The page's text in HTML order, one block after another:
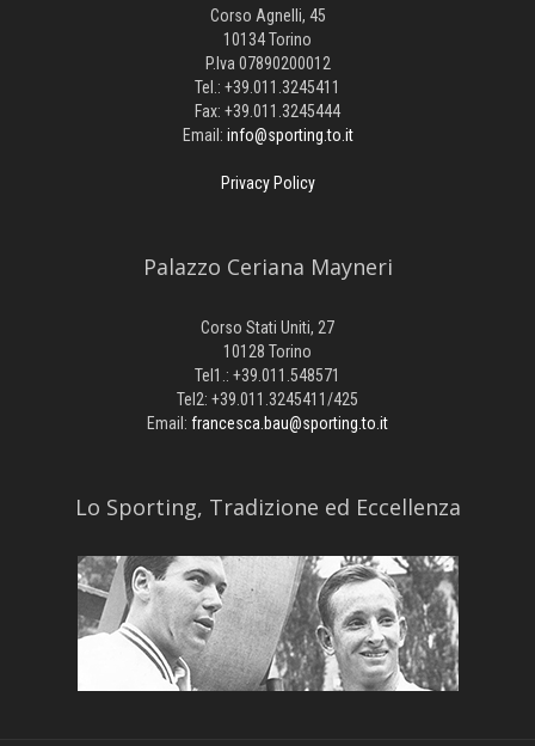
Corso Agnelli, 45
10134 Torino
P.Iva 07890200012
Tel.: +39.011.3245411
Fax: +39.011.3245444
Email: info@sporting.to.it
Privacy Policy
Palazzo Ceriana Mayneri
Corso Stati Uniti, 27
10128 Torino
Tel1.: +39.011.548571
Tel2: +39.011.3245411/425
Email: francesca.bau@sporting.to.it
​Lo Sporting, Tradizione ed Eccellenza